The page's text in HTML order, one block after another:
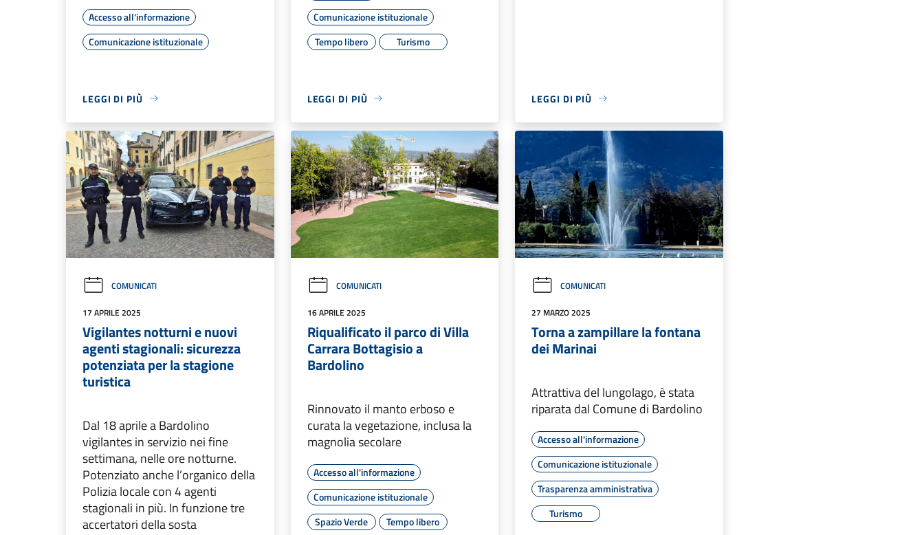
Accesso all'informazione
Comunicazione istituzionale
LEGGI DI PIÙ
Comunicazione istituzionale
Tempo libero
Turismo
LEGGI DI PIÙ LEGGI DI PIÙ
COMUNICATI
17 APRILE 2025
Vigilantes notturni e nuovi
agenti stagionali: sicurezza
potenziata per la stagione
turistica
Dal 18 aprile a Bardolino
vigilantes in servizio nei fine
settimana, nelle ore notturne.
Potenziato anche l’organico della
Polizia locale con 4 agenti
stagionali in più. In funzione tre
accertatori della sosta
COMUNICATI
16 APRILE 2025
Riqualificato il parco di Villa
Carrara Bottagisio a
Bardolino
Rinnovato il manto erboso e
curata la vegetazione, inclusa la
magnolia secolare
Accesso all'informazione
Comunicazione istituzionale
Spazio Verde
Tempo libero
COMUNICATI
27 MARZO 2025
Torna a zampillare la fontana
dei Marinai
Attrattiva del lungolago, è stata
riparata dal Comune di Bardolino
Accesso all'informazione
Comunicazione istituzionale
Trasparenza amministrativa
Turismo